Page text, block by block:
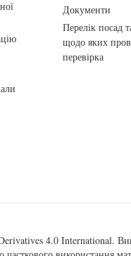
Документи
Перелік посад
щодо яких
перевірка
4.0 International.